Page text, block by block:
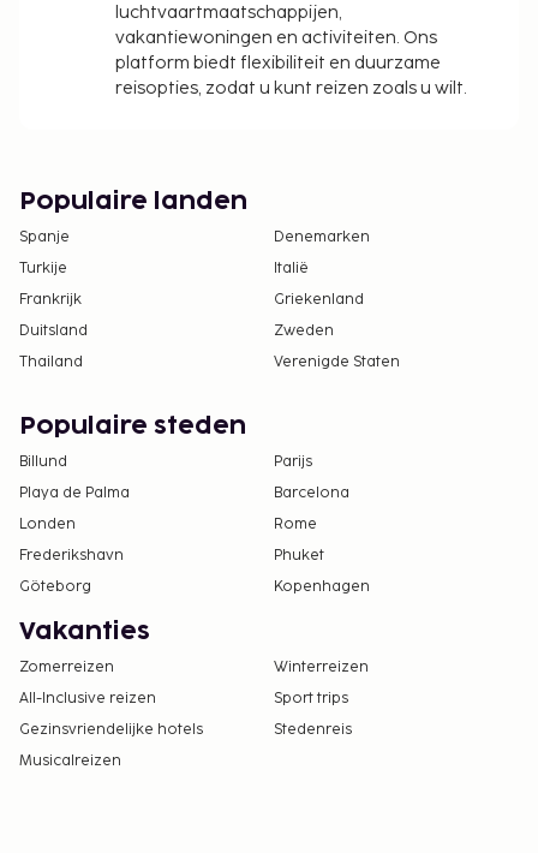
Deze lijst is mogelijk niet volledig. Toeslagen en
borgsommen zijn mogelijk excl. btw en kunnen
Neem voor meer informatie contact op met de
accommodatie via de gegevens in de
boekingsbevestiging.
Het seizoensgebonden zwembad is geopend
van 01 april t/m 02 november.
luchtvaartmaatschappijen,
vakantiewoningen en activiteiten. Ons
platform biedt flexibiliteit en duurzame
reisopties, zodat u kunt reizen zoals u wilt.
Populaire landen
Spanje
Denemarken
Turkije
Italië
Frankrijk
Griekenland
Duitsland
Zweden
Thailand
Verenigde Staten
Populaire steden
Billund
Parijs
Playa de Palma
Barcelona
Londen
Rome
Frederikshavn
Phuket
Göteborg
Kopenhagen
Vakanties
Zomerreizen
Winterreizen
All-Inclusive reizen
Sport trips
Gezinsvriendelijke hotels
Stedenreis
Musicalreizen